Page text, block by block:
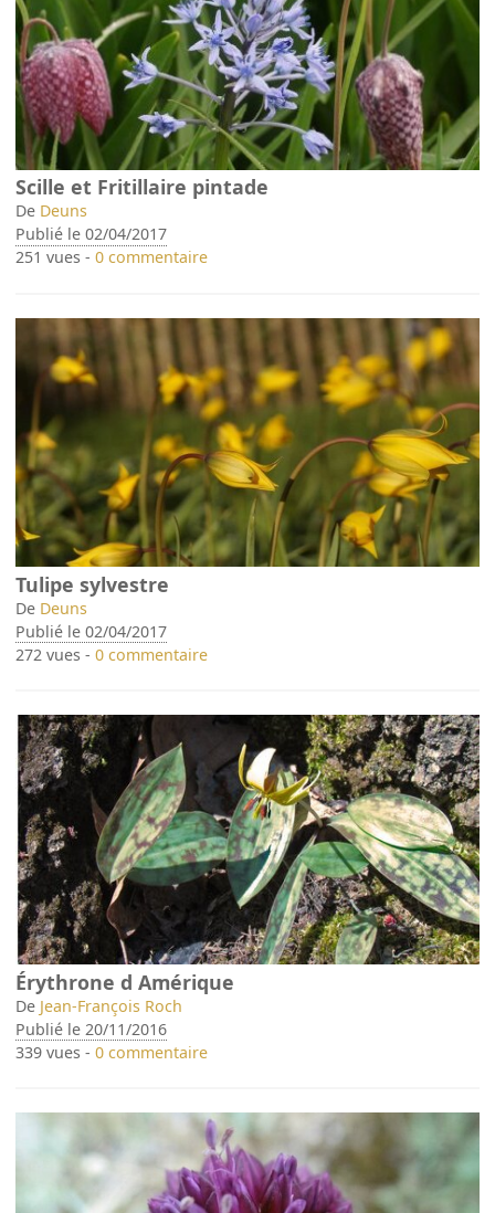
Scille et Fritillaire pintade
De Deuns
Publié le 02/04/2017
251 vues -0 commentaire
Tulipe sylvestre
De Deuns
Publié le 02/04/2017
272 vues -0 commentaire
Érythrone d Amérique
De Jean-François Roch
Publié le 20/11/2016
339 vues -0 commentaire